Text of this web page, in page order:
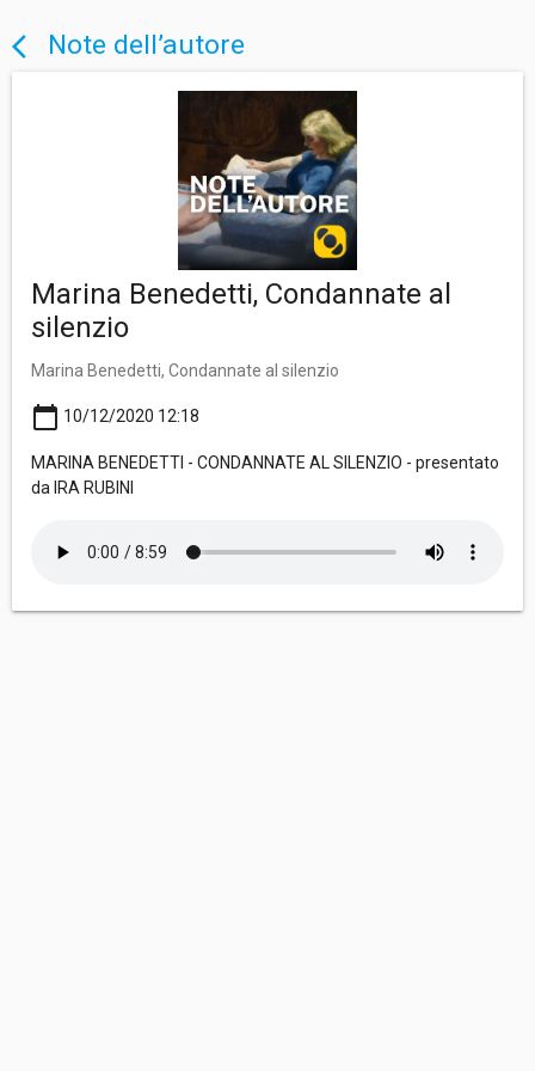
arrow_back_ios Note dell’autore
Marina Benedetti, Condannate al
silenzio
Marina Benedetti, Condannate al silenzio
calendar_today 10/12/2020 12:18
MARINA BENEDETTI - CONDANNATE AL SILENZIO - presentato
da IRA RUBINI